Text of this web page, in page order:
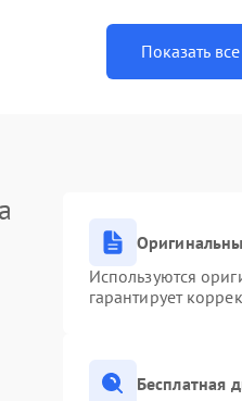
Показать все
Используются
гарантирует
Бесплатная